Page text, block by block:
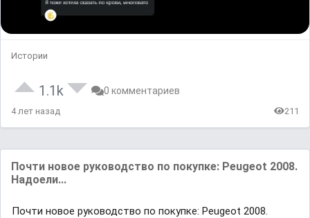
Истории
1.1k 0 комментариев
4 лет назад 211
Почти новое руководство по покупке: Peugeot 2008.
Надоели...
Почти новое руководство по покупке: Peugeot 2008.